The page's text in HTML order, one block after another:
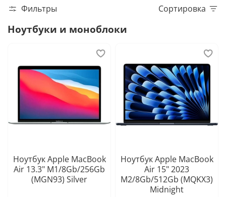
Фильтры Сортировка
Ноутбуки и моноблоки
Ноутбук Apple MacBook
Air 13.3" M1/8Gb/256Gb
(MGN93) Silver
Ноутбук Apple MacBook
Air 15" 2023
M2/8Gb/512Gb (MQKX3)
Midnight